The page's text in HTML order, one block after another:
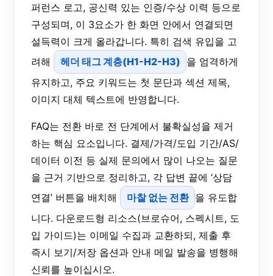
퍼런스 로고, 공신력 있는 인증/수상 이력 등으로
구성되며, 이 3요소가 한 화면 안에서 연결되면
설득력이 크게 올라갑니다. 특히 검색 유입을 고
려해
헤더 태그 계층(H1-H2-H3) 을 엄격하게
유지하고, 주요 키워드는 첫 문단과 섹션 제목,
이미지 대체 텍스트에 반영합니다.
FAQ는 전환 바로 전 단계에서 불확실성을 제거
하는 핵심 요소입니다. 결제/가격/도입 기간/AS/
데이터 이전 등 실제 문의에서 많이 나오는 질문
을 근거 기반으로 정리하고, 각 답변 끝에 ‘상담
연결’ 버튼을 배치해
마찰 없는 전환 을 유도합
니다. 다운로드형 리소스(브로슈어, 스펙시트, 도
입 가이드)는 이메일 수집과 교환하되, 제출 후
즉시 보기/저장 옵션과 안내 메일 발송을 병행해
신뢰를 높이십시오.